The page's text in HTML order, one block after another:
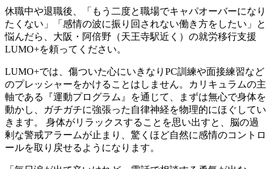
休職中や退職後、「もう二度と職場でキャパオーバーになり
たくない」「感情の波に振り回されない働き方をしたい」と
悩んだら、大阪・阿倍野（天王寺駅近く）の就労移行支援
LUMO+を頼ってください。
LUMO+では、傷ついた心にいきなりPC訓練や面接練習など
のプレッシャーをかけることはしません。カリキュラムの主
軸である『運動プログラム』を通じて、まずは無心で身体を
動かし、ガチガチに強張った自律神経を物理的にほぐしてい
きます。 身体がリラックスすることを思い出すと、脳の過
剰な警戒アラームが止まり、驚くほど自然に感情のコントロ
ールを取り戻せるようになります。